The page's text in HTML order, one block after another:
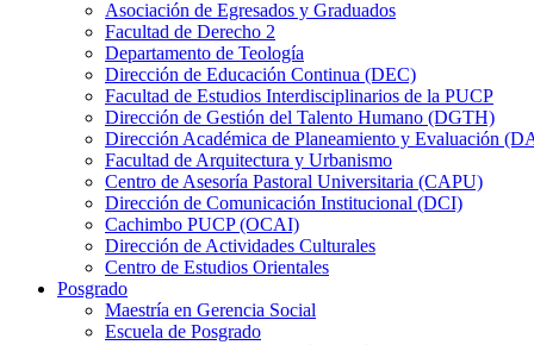
Asociación de Egresados y Graduados
Facultad de Derecho 2
Departamento de Teología
Dirección de Educación Continua (DEC)
Facultad de Estudios Interdisciplinarios de la PUCP
Dirección de Gestión del Talento Humano (DGTH)
Dirección Académica de Planeamiento y Evaluación
Facultad de Arquitectura y Urbanismo
Centro de Asesoría Pastoral Universitaria (CAPU)
Dirección de Comunicación Institucional (DCI)
Cachimbo PUCP (OCAI)
Dirección de Actividades Culturales
Centro de Estudios Orientales
Posgrado
Maestría en Gerencia Social
Escuela de Posgrado